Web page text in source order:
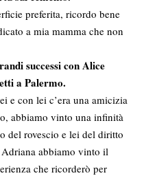
preferita, ricordo bene
a mia mamma che non
successi con Alice
a Palermo.
e con lei c’era una amicizia
abbiamo vinto una infinità
del rovescio e lei del diritto
Adriana abbiamo vinto il
che ricorderò per